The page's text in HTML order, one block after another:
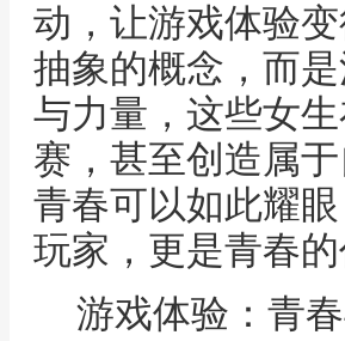
动，让游戏体验
抽象的概念，而
与力量，这些女
赛，甚至创造属
青春可以如此耀
玩家，更是青春的
游戏体验：青